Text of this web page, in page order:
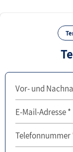
Vor- und
E-Mail-Adresse *
Telefonnummer